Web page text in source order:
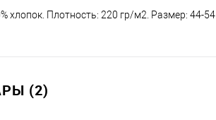
хлопок. Плотность: 220 гр/м2. Размер: 44-54
(2)